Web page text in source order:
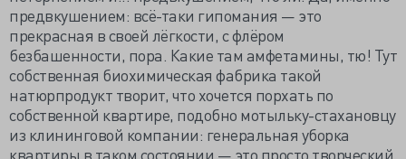
предвкушением: всё-таки гипомания — это
прекрасная в своей лёгкости, с флёром
безбашенности, пора. Какие там амфетамины, тю! Тут
собственная биохимическая фабрика такой
натюрпродукт творит, что хочется порхать по
собственной квартире, подобно мотыльку-стахановцу
из клининговой компании: генеральная уборка
квартиры в таком состоянии — это просто творческий